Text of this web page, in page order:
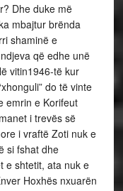
Dhe duke më
mbajtur brënda
shaminë e
që edhe unë
vitin1946-të kur
do të vinte
emrin e Korifeut
i trevës së
i vraftë Zoti nuk e
si fshat dhe
e shtetit, ata nuk e
Hoxhës nxuarën